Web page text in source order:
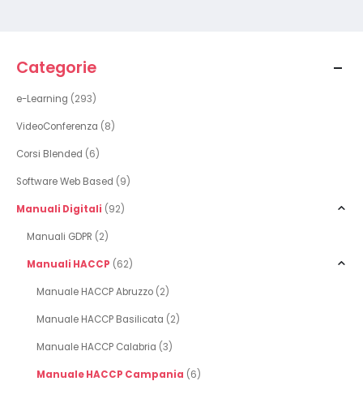
Categorie
e-Learning (293)
VideoConferenza (8)
Corsi Blended (6)
Software Web Based (9)
Manuali Digitali (92)
Manuali GDPR (2)
Manuali HACCP (62)
Manuale HACCP Abruzzo (2)
Manuale HACCP Basilicata (2)
Manuale HACCP Calabria (3)
Manuale HACCP Campania (6)